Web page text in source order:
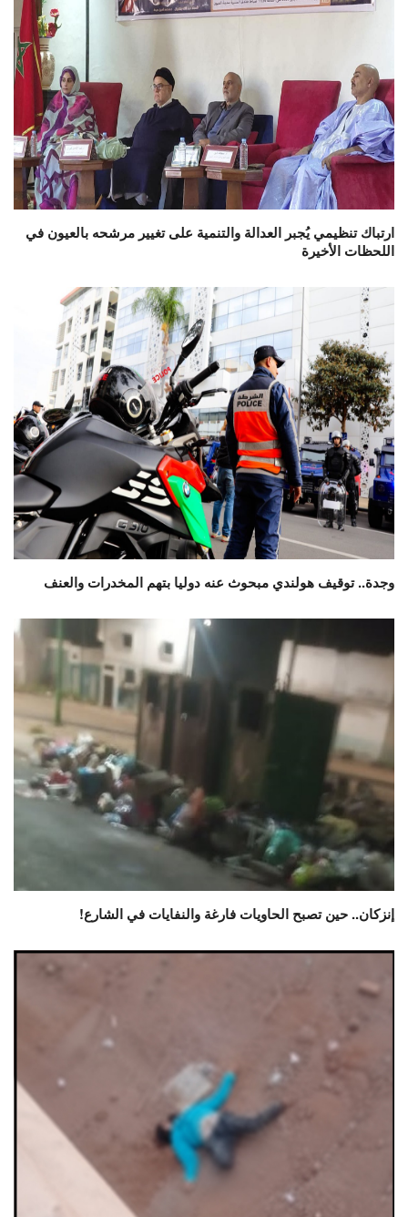
ارتباك تنظيمي يُجبر العدالة والتنمية على تغيير مرشحه بالعيون في
اللحظات الأخيرة
وجدة.. توقيف هولندي مبحوث عنه دوليا بتهم المخدرات والعنف
إنزكان.. حين تصبح الحاويات فارغة والنفايات في الشارع!